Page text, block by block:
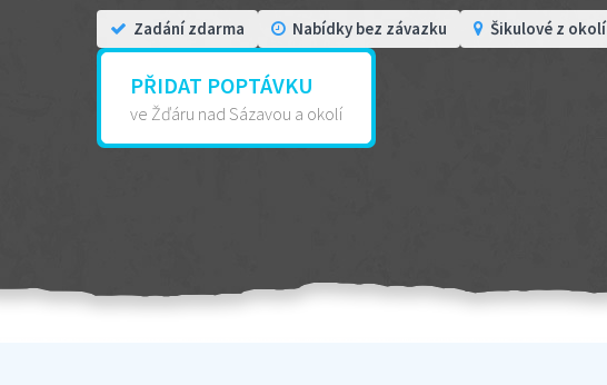
Zadání zdarma Nabídky bez závazku Šikulové z okolí
PŘIDAT POPTÁVKU
ve Žďáru nad Sázavou a okolí